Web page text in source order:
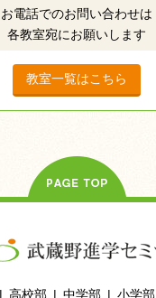
お電話でのお問い合わせは
各教室宛にお願いします
教室一覧はこちら
高校部 中学部 小学部